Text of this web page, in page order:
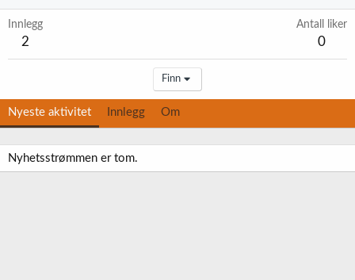
Innlegg
2
Antall liker
0
Finn
Nyeste aktivitet Innlegg Om
Nyhetsstrømmen er tom.